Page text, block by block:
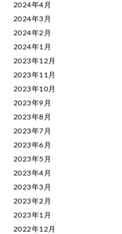
2024年4月
2024年3月
2024年2月
2024年1月
2023年12月
2023年11月
2023年10月
2023年9月
2023年8月
2023年7月
2023年6月
2023年5月
2023年4月
2023年3月
2023年2月
2023年1月
2022年12月